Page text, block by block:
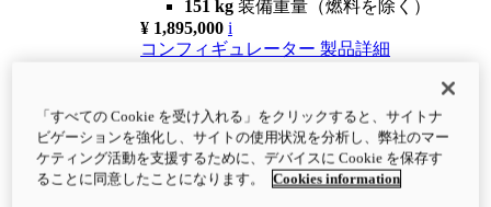
151 kg 装備重量（燃料を除く）
¥ 1,895,000 i
コンフィギュレーター 製品詳細
Hypermotard V2
120.4 hp最高出力
9.6 kgm最大トルク
180 kg装備重量（燃料を除く）
「すべての Cookie を受け入れる」をクリックすると、サイトナ
ビゲーションを強化し、サイトの使用状況を分析し、弊社のマー
ケティング活動を支援するために、デバイスに Cookie を保存す
ることに同意したことになります。
Cookies information